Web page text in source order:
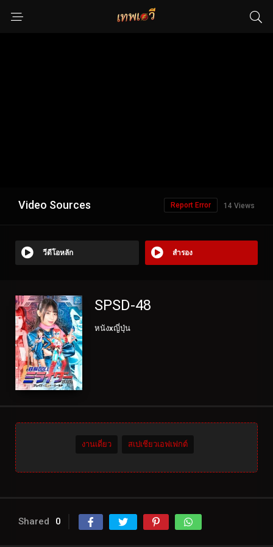
Video Sources 14 Views
Report Error
วีดีโอหลัก สำรอง
SPSD-48
หนังxญี่ปุ่น
งานเดี่ยว สเปเชียวเอฟเฟกต์
Shared 0